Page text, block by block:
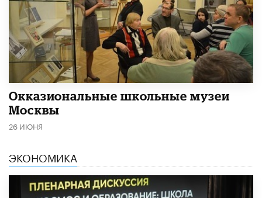
​Окказиональные школьные музеи
Москвы
26 ИЮНЯ
ЭКОНОМИКА